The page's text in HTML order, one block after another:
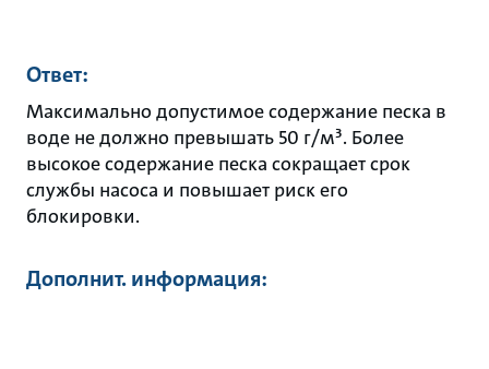
Ответ:
Максимально допустимое содержание песка в
воде не должно превышать 50 г/м³. Более
высокое содержание песка сокращает срок
службы насоса и повышает риск его
блокировки.
Дополнит. информация: